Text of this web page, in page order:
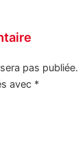
pas publiée.
avec *